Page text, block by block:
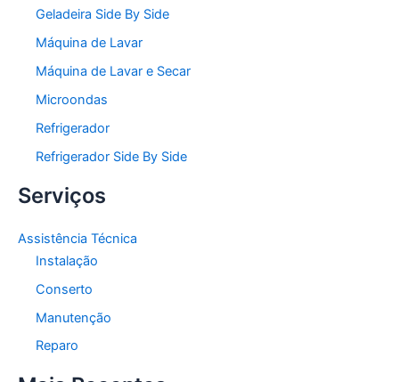
Geladeira Side By Side
Máquina de Lavar
Máquina de Lavar e Secar
Microondas
Refrigerador
Refrigerador Side By Side
Serviços
Assistência Técnica
Instalação
Conserto
Manutenção
Reparo